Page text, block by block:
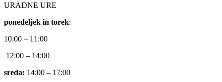
URADNE URE
ponedeljek in torek:
10:00 – 11:00
12:00 – 14:00
sreda: 14:00 – 17:00